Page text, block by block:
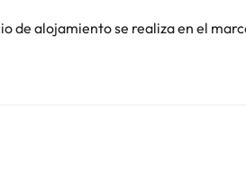
de alojamiento se realiza en el